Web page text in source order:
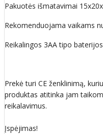
Pakuotės išmatavimai
Rekomenduojama vaikams
Reikalingos 3AA tipo
Prekė turi CE ženklinimą,
produktas atitinka jam
reikalavimus.
Įspėjimas!